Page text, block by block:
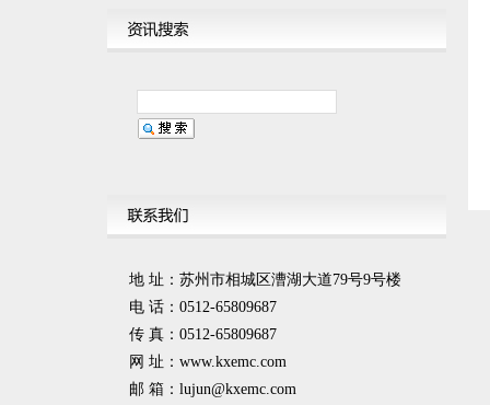
地 址：苏州市相城区漕湖大道79号9号楼
电 话：0512-65809687
传 真：0512-65809687
网 址：www.kxemc.com
邮 箱： lujun@kxemc.com